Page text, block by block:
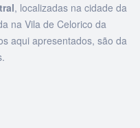
, localizadas na cidade da
na Vila de Celorico da
aqui apresentados, são da